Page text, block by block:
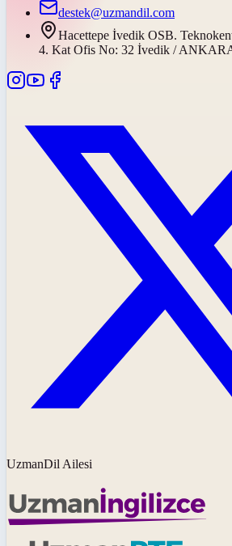
destek@uzmandil.com
Hacettepe İvedik OSB.
4. Kat Ofis No: 32 İvedik /
UzmanDil Ailesi